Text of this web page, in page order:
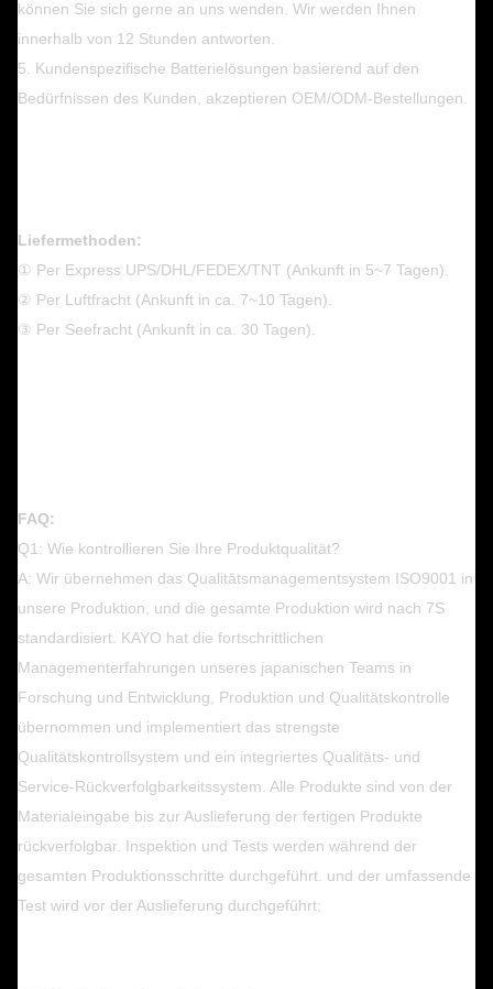
können Sie sich gerne an uns wenden. Wir werden Ihnen
innerhalb von 12 Stunden antworten.
5. Kundenspezifische Batterielösungen basierend auf den
Bedürfnissen des Kunden, akzeptieren OEM/ODM-Bestellungen.
Liefermethoden:
① Per Express UPS/DHL/FEDEX/TNT (Ankunft in 5~7 Tagen).
② Per Luftfracht (Ankunft in ca. 7~10 Tagen).
③ Per Seefracht (Ankunft in ca. 30 Tagen).
FAQ:
Q1: Wie kontrollieren Sie Ihre Produktqualität?
A: Wir übernehmen das Qualitätsmanagementsystem ISO9001 in
unsere Produktion, und die gesamte Produktion wird nach 7S
standardisiert. KAYO hat die fortschrittlichen
Managementerfahrungen unseres japanischen Teams in
Forschung und Entwicklung, Produktion und Qualitätskontrolle
übernommen und implementiert das strengste
Qualitätskontrollsystem und ein integriertes Qualitäts- und
Service-Rückverfolgbarkeitssystem. Alle Produkte sind von der
Materialeingabe bis zur Auslieferung der fertigen Produkte
rückverfolgbar. Inspektion und Tests werden während der
gesamten Produktionsschritte durchgeführt. und der umfassende
Test wird vor der Auslieferung durchgeführt;